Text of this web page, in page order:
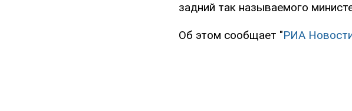
задний так называемого
Об этом сообщает "РИА